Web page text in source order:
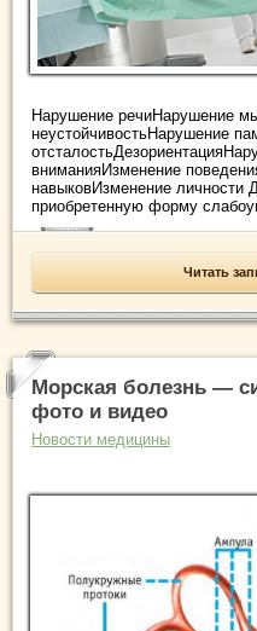
Нарушение речиНарушение
неустойчивостьНарушение
вниманияИзменение
навыковИзменение личности
приобретенную форму
Читать
Морская болезнь —
фото и видео
Новости медицины